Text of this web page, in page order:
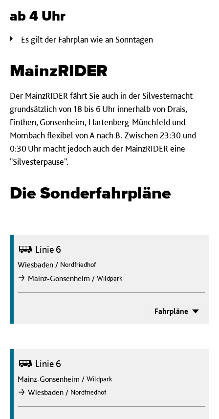
ab 4 Uhr
Es gilt der Fahrplan wie an Sonntagen
MainzRIDER
Der MainzRIDER fährt Sie auch in der Silvesternacht
grundsätzlich von 18 bis 6 Uhr innerhalb von Drais,
Finthen, Gonsenheim, Hartenberg-Münchfeld und
Mombach flexibel von A nach B. Zwischen 23:30 und
0:30 Uhr macht jedoch auch der MainzRIDER eine
"Silvesterpause".
Die Sonderfahrpläne
Bus Linie 6
Wiesbaden / Nordfriedhof
nachMainz-Gonsenheim / Wildpark
Fahrpläne
Bus Linie 6
Mainz-Gonsenheim / Wildpark
nachWiesbaden / Nordfriedhof